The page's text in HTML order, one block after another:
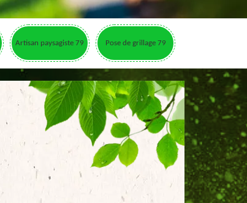
Artisan paysagiste 79 Pose de grillage 79